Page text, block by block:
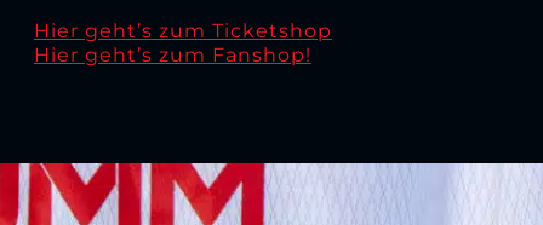
Hier geht’s zum Ticketshop
Hier geht’s zum Fanshop!